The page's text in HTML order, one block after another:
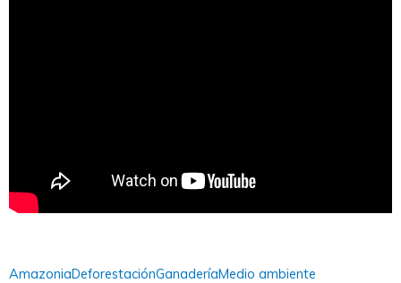
AmazoniaDeforestaciónGanaderíaMedio ambiente